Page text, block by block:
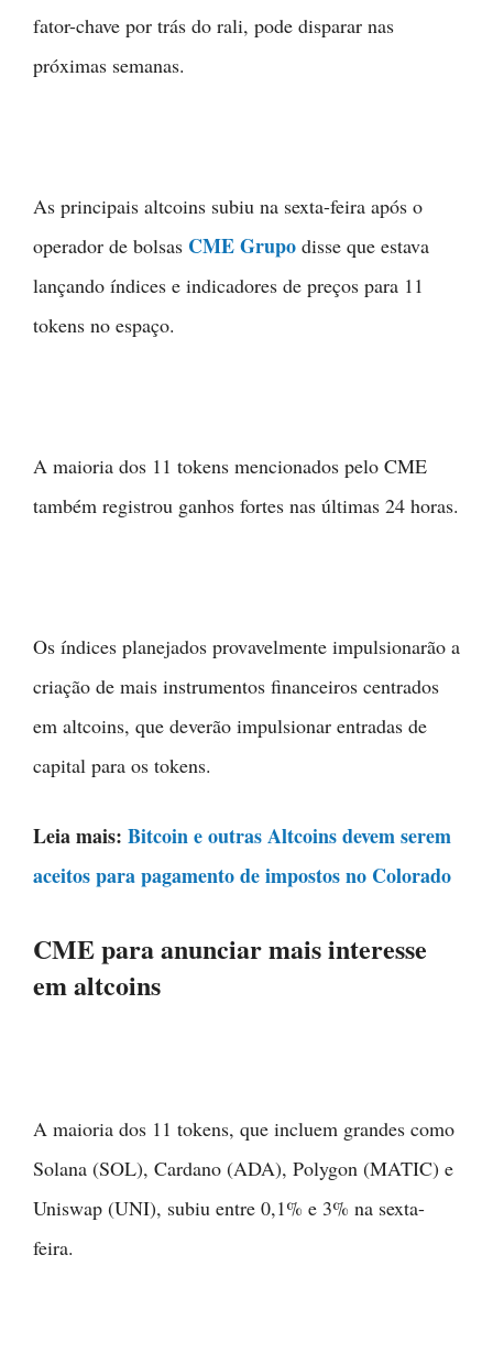
fator-chave por trás do rali, pode disparar nas
próximas semanas.
As principais altcoins subiu na sexta-feira após o
operador de bolsas CME Grupo disse que estava
lançando índices e indicadores de preços para 11
tokens no espaço.
A maioria dos 11 tokens mencionados pelo CME
também registrou ganhos fortes nas últimas 24 horas.
Os índices planejados provavelmente impulsionarão a
criação de mais instrumentos financeiros centrados
em altcoins, que deverão impulsionar entradas de
capital para os tokens.
Leia mais: Bitcoin e outras Altcoins devem serem
aceitos para pagamento de impostos no Colorado
CME para anunciar mais interesse
em altcoins
A maioria dos 11 tokens, que incluem grandes como
Solana (SOL), Cardano (ADA), Polygon (MATIC) e
Uniswap (UNI), subiu entre 0,1% e 3% na sexta-
feira.